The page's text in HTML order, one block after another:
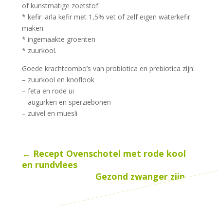
of kunstmatige zoetstof.
* kefir: arla kefir met 1,5% vet of zelf eigen waterkefir
maken.
* ingemaakte groenten
* zuurkool.
Goede krachtcombo’s van probiotica en prebiotica zijn:
– zuurkool en knoflook
– feta en rode ui
– augurken en sperziebonen
– zuivel en muesli
← Recept Ovenschotel met rode kool
en rundvlees
Gezond zwanger zijn→